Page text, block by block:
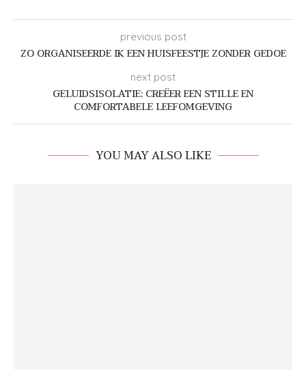
previous post
ZO ORGANISEERDE IK EEN HUISFEESTJE ZONDER GEDOE
next post
GELUIDSISOLATIE: CREËER EEN STILLE EN
COMFORTABELE LEEFOMGEVING
YOU MAY ALSO LIKE